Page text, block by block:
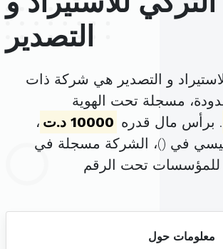
التصدير
و التصدير هي شركة ذات
مسجلة تحت الهوية
. برأس مال قدره 10000 د.ت
،
في ()، الشركة مسجلة في
للمؤسسات تحت الرقم
معلومات حول